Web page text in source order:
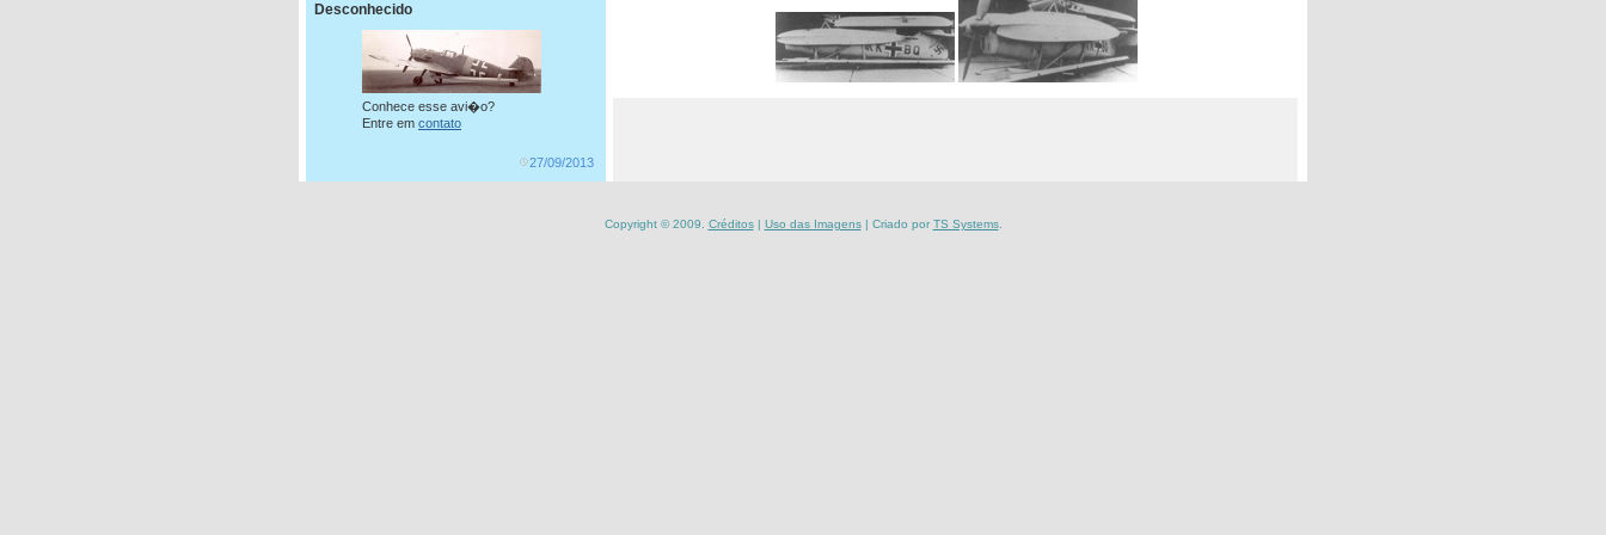
Desconhecido
Conhece esse avi�o?
Entre em contato
27/09/2013
Copyright © 2009. Créditos| Uso das Imagens| Criado por TS Systems.